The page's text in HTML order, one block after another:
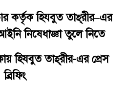
কর্তৃক হিযবুত তাহ্রীর–এর
নিষেধাজ্ঞা তুলে নিতে
হিযবুত তাহ্‌রীর-এর প্রেস
ব্রিফিং